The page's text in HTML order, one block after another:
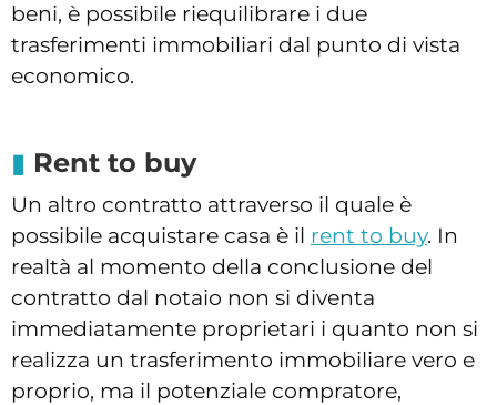
beni, è possibile riequilibrare i due
trasferimenti immobiliari dal punto di vista
economico.
Rent to buy
Un altro contratto attraverso il quale è
possibile acquistare casa è il rent to buy. In
realtà al momento della conclusione del
contratto dal notaio non si diventa
immediatamente proprietari i quanto non si
realizza un trasferimento immobiliare vero e
proprio, ma il potenziale compratore,